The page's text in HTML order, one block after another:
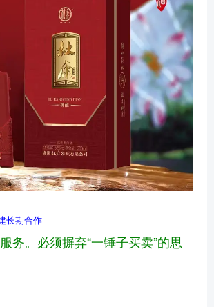
长期合作
务。必须摒弃“一锤子买卖”的思